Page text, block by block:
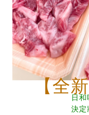
【全新
日和
決定